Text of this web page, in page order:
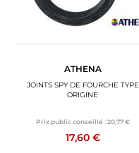
ATHENA
JOINTS SPY DE FOURCHE TYPE
ORIGINE
Prix public conseillé : 20,77 €
17,60 €